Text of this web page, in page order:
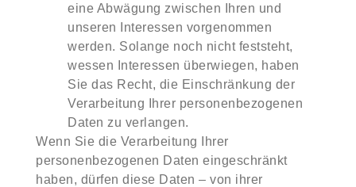
eine Abwägung zwischen Ihren und
unseren Interessen vorgenommen
werden. Solange noch nicht feststeht,
wessen Interessen überwiegen, haben
Sie das Recht, die Einschränkung der
Verarbeitung Ihrer personenbezogenen
Daten zu verlangen.
Wenn Sie die Verarbeitung Ihrer
personenbezogenen Daten eingeschränkt
haben, dürfen diese Daten – von ihrer